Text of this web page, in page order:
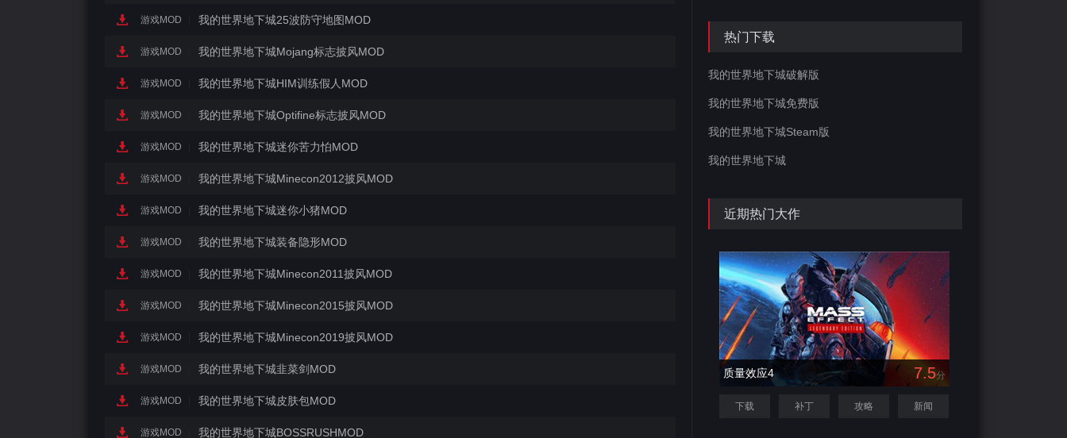
更新日期：2021-05-07
游戏MOD 我的世界地下城25波防守地图MOD
更新日期：2021-05-07
游戏MOD 我的世界地下城Mojang标志披风MOD
更新日期：2021-05-07
游戏MOD 我的世界地下城HIM训练假人MOD
更新日期：2021-05-07
游戏MOD 我的世界地下城Optifine标志披风MOD
更新日期：2021-05-07
游戏MOD 我的世界地下城迷你苦力怕MOD
更新日期：2021-05-07
游戏MOD 我的世界地下城Minecon2012披风MOD
更新日期：2021-05-07
游戏MOD 我的世界地下城迷你小猪MOD
更新日期：2021-05-07
游戏MOD 我的世界地下城装备隐形MOD
更新日期：2021-05-07
游戏MOD 我的世界地下城Minecon2011披风MOD
更新日期：2021-05-07
游戏MOD 我的世界地下城Minecon2015披风MOD
更新日期：2021-05-07
游戏MOD 我的世界地下城Minecon2019披风MOD
更新日期：2021-05-07
游戏MOD 我的世界地下城韭菜剑MOD
更新日期：2021-05-07
游戏MOD 我的世界地下城皮肤包MOD
更新日期：2021-05-07
游戏MOD 我的世界地下城BOSSRUSHMOD
热门下载
我的世界地下城破解版
我的世界地下城免费版
我的世界地下城Steam版
我的世界地下城
近期热门大作
质量效应4 7.5分
下载 补丁 攻略 新闻